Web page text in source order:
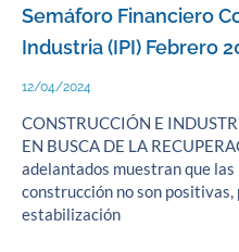
Semáforo Financiero
Industria (IPI) Febrero
12/04/2024
CONSTRUCCIÓN E
EN BUSCA DE LA
adelantados muestran que
construcción no son positivas,
estabilización